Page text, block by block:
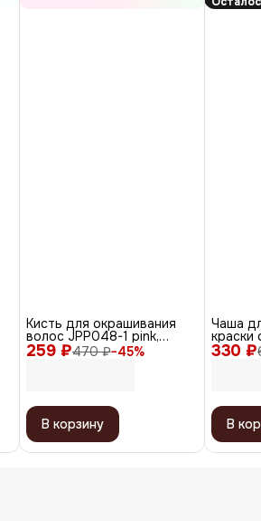
259 ₽470 ₽−45%
Кисть для окрашивания
волос JPP048-1 pink,
пластик, розовый
В корзину
330 ₽
Чаша
краски
PP-
В